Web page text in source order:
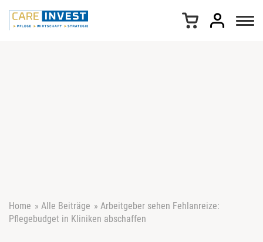
Home » Alle Beiträge » Arbeitgeber sehen Fehlanreize:
Pflegebudget in Kliniken abschaffen